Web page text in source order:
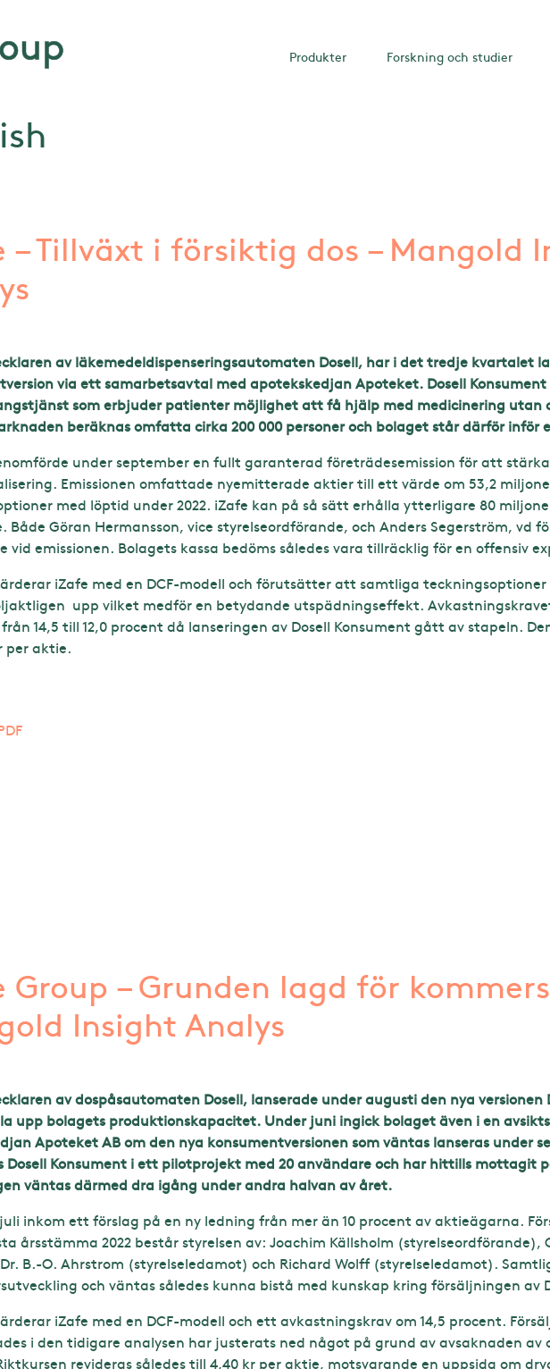
Produkter Forskning och studier
– Tillväxt i försiktig dos – Mangold
av läkemedeldispenseringsautomaten Dosell, har i det tredje kvartalet
via ett samarbetsavtal med apotekskedjan Apoteket. Dosell
som erbjuder patienter möjlighet att få hjälp med medicinering utan
beräknas omfatta cirka 200 000 personer och bolaget står därför inför
under september en fullt garanterad företrädesemission för att
Emissionen omfattade nyemitterade aktier till ett värde om 53,2
med löptid under 2022. iZafe kan på så sätt erhålla ytterligare 80
Både Göran Hermansson, vice styrelseordförande, och Anders Segerström, vd
vid emissionen. Bolagets kassa bedöms således vara tillräcklig för en offensiv
iZafe med en DCF-modell och förutsätter att samtliga
upp vilket medför en betydande utspädningseffekt.
14,5 till 12,0 procent då lanseringen av Dosell Konsument gått av stapeln.
per aktie.
Group – Grunden lagd för
Insight Analys
av dospåsautomaten Dosell, lanserade under augusti den nya versionen
upp bolagets produktionskapacitet. Under juni ingick bolaget även i en
Apoteket AB om den nya konsumentversionen som väntas lanseras under
Dosell Konsument i ett pilotprojekt med 20 användare och har hittills mottagit
väntas därmed dra igång under andra halvan av året.
inkom ett förslag på en ny ledning från mer än 10 procent av aktieägarna.
årsstämma 2022 består styrelsen av: Joachim Källsholm (styrelseordförande),
B.-O. Ahrstrom (styrelseledamot) och Richard Wolff (styrelseledamot).
och väntas således kunna bistå med kunskap kring försäljningen av
iZafe med en DCF-modell och ett avkastningskrav om 14,5 procent.
i den tidigare analysen har justerats ned något på grund av avsaknaden
revideras således till 4,40 kr per aktie, motsvarande en uppsida om